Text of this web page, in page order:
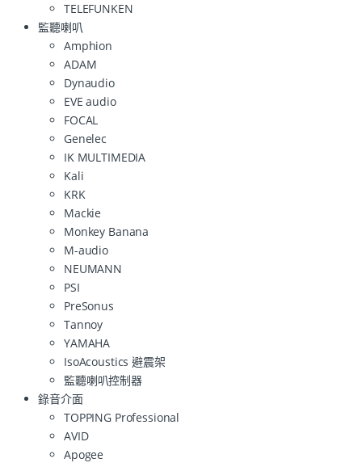
TELEFUNKEN
監聽喇叭
Amphion
ADAM
Dynaudio
EVE audio
FOCAL
Genelec
IK MULTIMEDIA
Kali
KRK
Mackie
Monkey Banana
M-audio
NEUMANN
PSI
PreSonus
Tannoy
YAMAHA
IsoAcoustics 避震架
監聽喇叭控制器
錄音介面
TOPPING Professional
AVID
Apogee